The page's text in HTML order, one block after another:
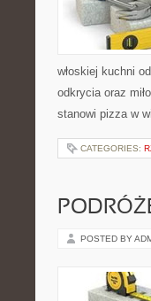
włoskiej kuchni
odkrycia oraz
stanowi pizza w
CATEGORIES:
POSTED BY